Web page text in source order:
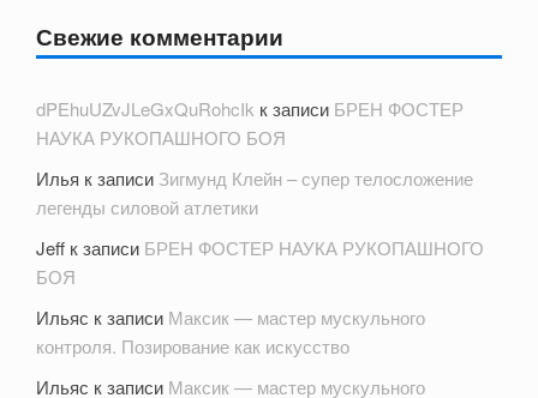
Свежие комментарии
dPEhuUZvJLeGxQuRohcIk к записи БРЕН ФОСТЕР
НАУКА РУКОПАШНОГО БОЯ
Илья к записи Зигмунд Клейн – супер телосложение
легенды силовой атлетики
Jeff к записи БРЕН ФОСТЕР НАУКА РУКОПАШНОГО
БОЯ
Ильяс к записи Максик — мастер мускульного
контроля. Позирование как искусство
Ильяс к записи Максик — мастер мускульного